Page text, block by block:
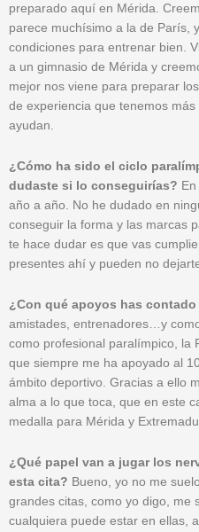
preparado aquí en Mérida.
parece muchísimo a la de París,
condiciones para entrenar bien.
a un gimnasio de Mérida y
mejor nos viene para preparar
de experiencia que tenemos
ayudan.
¿Cómo ha sido el ciclo
dudaste si lo conseguirías?
año a año. No he dudado en
conseguir la forma y las marcas
te hace dudar es que vas
presentes ahí y pueden no
¿Con qué apoyos has contado
amistades, entrenadores…y
como profesional paralímpico, la
que siempre me ha apoyado al
ámbito deportivo. Gracias a ello
alma a lo que toca, que en este
medalla para Mérida y
¿Qué papel van a jugar los
esta cita? Bueno, yo no me
grandes citas, como yo digo, me
cualquiera puede estar en ellas,